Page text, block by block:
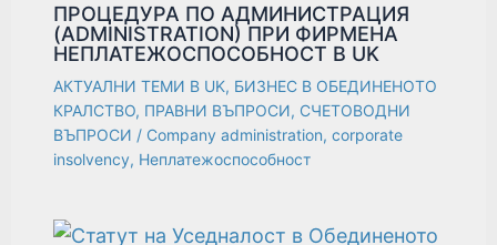
ПРОЦЕДУРА ПО АДМИНИСТРАЦИЯ
(ADMINISTRATION) ПРИ ФИРМЕНА
НЕПЛАТЕЖОСПОСОБНОСТ В UK
АКТУАЛНИ ТЕМИ В UK, БИЗНЕС В ОБЕДИНЕНОТО
КРАЛСТВО, ПРАВНИ ВЪПРОСИ, СЧЕТОВОДНИ
ВЪПРОСИ / Company administration,corporate
insolvency, Неплатежоспособност